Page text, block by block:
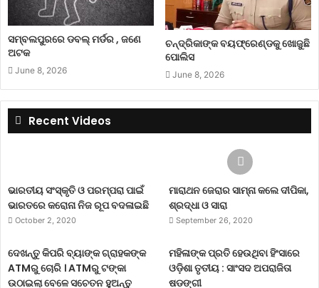
ସମ୍ବଲପୁରରେ ଡବଲ୍ ମର୍ଡର , ଜଣେ
ଅଟକ
June 8, 2026
ଚନ୍ଦ୍ରିକାଙ୍କ ବୟଫ୍ରେଣ୍ଡକୁ ଖୋଜୁଛି
ପୋଲିସ
June 8, 2026
Recent Videos
ଭାରତୀୟ ସଂସ୍କୃତି ଓ ପରମ୍ପରା ପାଇଁ
ଭାରତରେ କରୋନା ନିଜ ରୂପ ବଦଳାଇଛି
October 2, 2020
ମାରାଥନ ଜେରାର ସାମ୍ନା କଲେ ଦୀପିକା,
ଶ୍ରଦ୍ଧା ଓ ସାରା
September 26, 2020
ଦେଖନ୍ତୁ କିପରି ବ୍ୟାଙ୍କ ଗ୍ରାହକଙ୍କ
ATMରୁ ଚୋରି । ATMରୁ ଟଙ୍କା
ଉଠାଇଲା ବେଳେ ସଚେତନ ହୁଅନ୍ତୁ
ମହିଳାଙ୍କ ପ୍ରତି ହେଉଥିବା ହିଂସାରେ
ଓଡ଼ିଶା ତୃତୀୟ : ସାଂସଦ ଅପରାଜିତା
ଷଡଙ୍ଗୀ